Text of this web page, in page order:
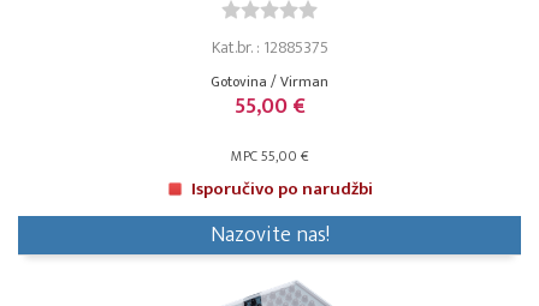
Kat.br. : 12885375
Gotovina / Virman
55,00 €
MPC 55,00 €
Isporučivo po narudžbi
Nazovite nas!